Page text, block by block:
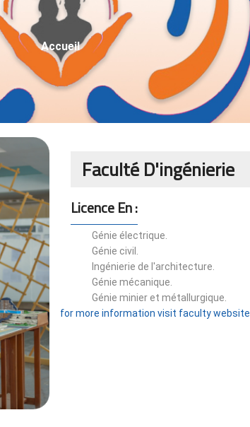
Fil
D'Ariane
Accueil
Faculté D'ingénierie
Licence En :
Génie électrique.
Génie civil.
Ingénierie de l'architecture.
Génie mécanique.
Génie minier et métallurgique.
for more information visit faculty website